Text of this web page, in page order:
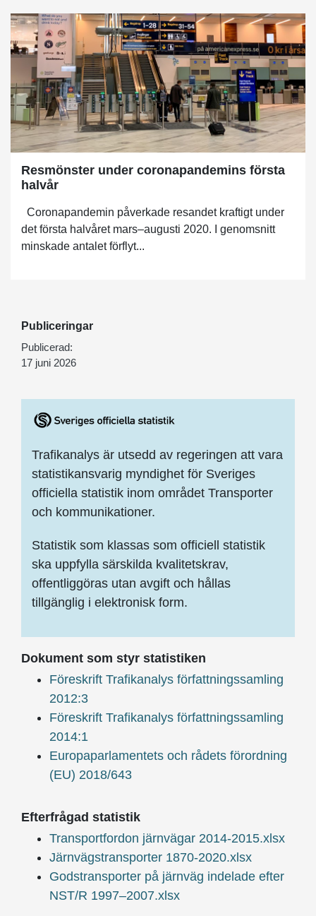
Resmönster under coronapandemins första
halvår
Coronapandemin påverkade resandet kraftigt under
det första halvåret mars–augusti 2020. I genomsnitt
minskade antalet förflyt...
Publiceringar
Publicerad:
17 juni 2026
Trafikanalys är utsedd av regeringen att vara
statistikansvarig myndighet för Sveriges
officiella statistik inom området Transporter
och kommunikationer.
Statistik som klassas som officiell statistik
ska uppfylla särskilda kvalitetskrav,
offentliggöras utan avgift och hållas
tillgänglig i elektronisk form.
Dokument som styr statistiken
Föreskrift Trafikanalys författningssamling
2012:3
Föreskrift Trafikanalys författningssamling
2014:1
Europaparlamentets och rådets förordning
(EU) 2018/643
Efterfrågad statistik
Transportfordon järnvägar 2014-2015.xlsx
Järnvägstransporter 1870-2020.xlsx
Godstransporter på järnväg indelade efter
NST/R 1997–2007.xlsx